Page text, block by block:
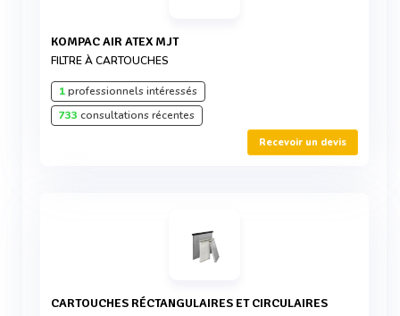
KOMPAC AIR ATEX MJT
FILTRE À CARTOUCHES
1professionnels intéressés
733 consultations récentes
Recevoir un devis
CARTOUCHES RÉCTANGULAIRES ET CIRCULAIRES